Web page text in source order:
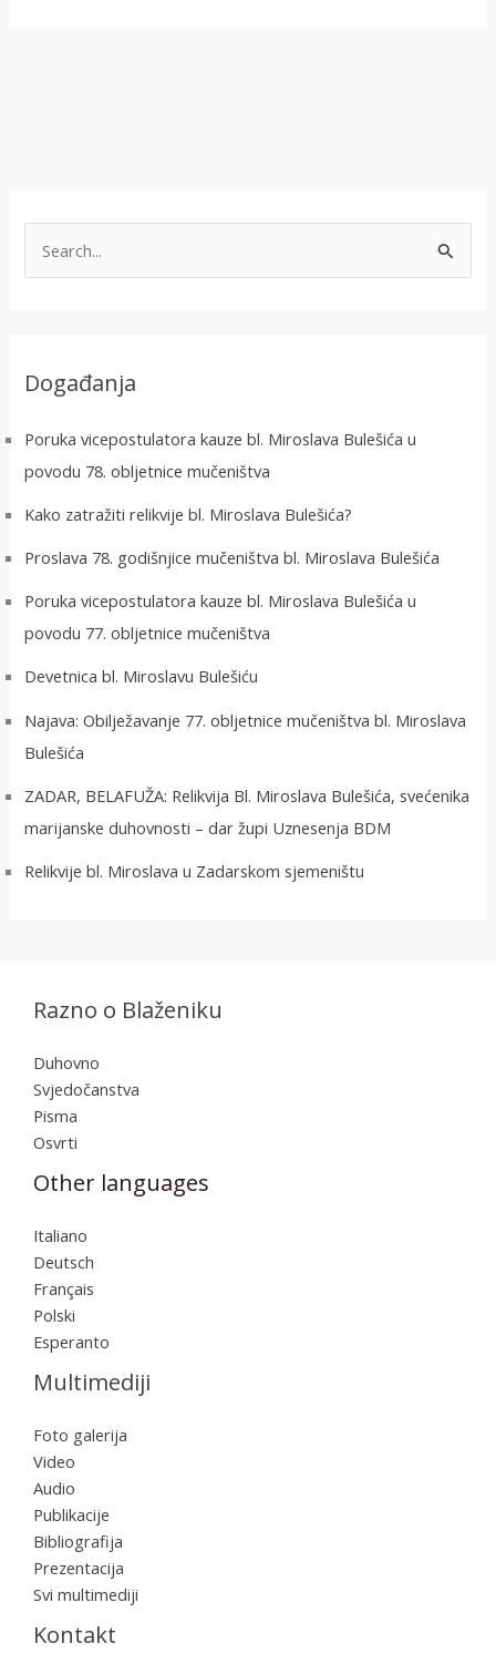
:Događanja
Poruka vicepostulatora kauze bl. Miroslava Bulešića u
povodu 78. obljetnice mučeništva
Kako zatražiti relikvije bl. Miroslava Bulešića?
Proslava 78. godišnjice mučeništva bl. Miroslava Bulešića
Poruka vicepostulatora kauze bl. Miroslava Bulešića u
povodu 77. obljetnice mučeništva
Devetnica bl. Miroslavu Bulešiću
Najava: Obilježavanje 77. obljetnice mučeništva bl. Miroslava
Bulešića
ZADAR, BELAFUŽA: Relikvija Bl. Miroslava Bulešića, svećenika
marijanske duhovnosti – dar župi Uznesenja BDM
Relikvije bl. Miroslava u Zadarskom sjemeništu
Razno o Blaženiku
Duhovno
Svjedočanstva
Pisma
Osvrti
Other languages
Italiano
Deutsch
Français
Polski
Esperanto
Multimediji
Foto galerija
Video
Audio
Publikacije
Bibliografija
Prezentacija
Svi multimediji
Kontakt